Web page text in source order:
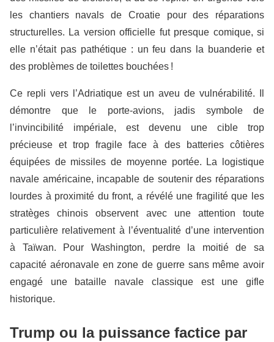
les chantiers navals de Croatie pour des réparations
structurelles. La version officielle fut presque comique, si
elle n’était pas pathétique : un feu dans la buanderie et
des problèmes de toilettes bouchées !
Ce repli vers l’Adriatique est un aveu de vulnérabilité. Il
démontre que le porte-avions, jadis symbole de
l’invincibilité impériale, est devenu une cible trop
précieuse et trop fragile face à des batteries côtières
équipées de missiles de moyenne portée. La logistique
navale américaine, incapable de soutenir des réparations
lourdes à proximité du front, a révélé une fragilité que les
stratèges chinois observent avec une attention toute
particulière relativement à l’éventualité d’une intervention
à Taïwan. Pour Washington, perdre la moitié de sa
capacité aéronavale en zone de guerre sans même avoir
engagé une bataille navale classique est une gifle
historique.
Trump ou la puissance factice par